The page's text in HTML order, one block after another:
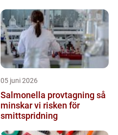
05 juni 2026
Salmonella provtagning så
minskar vi risken för
smittspridning